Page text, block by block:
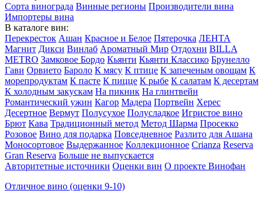
Сорта винограда Винные регионы Производители вина
Импортеры вина
В каталоге вин:
Перекресток Ашан Красное и Белое Пятерочка ЛЕНТА
Магнит Дикси Винлаб Ароматный Мир Отдохни BILLA
METRO Замковое Бордо Кьянти Кьянти Классико Брунелло
Гави Орвието Бароло К мясу К птице К запеченым овощам К
морепродуктам К пасте К пицце К рыбе К салатам К десертам
К холодным закускам На пикник На глинтвейн
Романтический ужин Кагор Мадера Портвейн Херес
Десертное Вермут Полусухое Полусладкое Игристое вино
Брют Кава Традиционный метод Метод Шарма Просекко
Розовое Вино для подарка Повседневное Разлито для Ашана
Моносортовое Выдержанное Коллекционное Crianza Reserva
Gran Reserva Больше не выпускается
Авторитетные источники Оценки вин О проекте Винофан
Отличное вино (оценки 9-10)